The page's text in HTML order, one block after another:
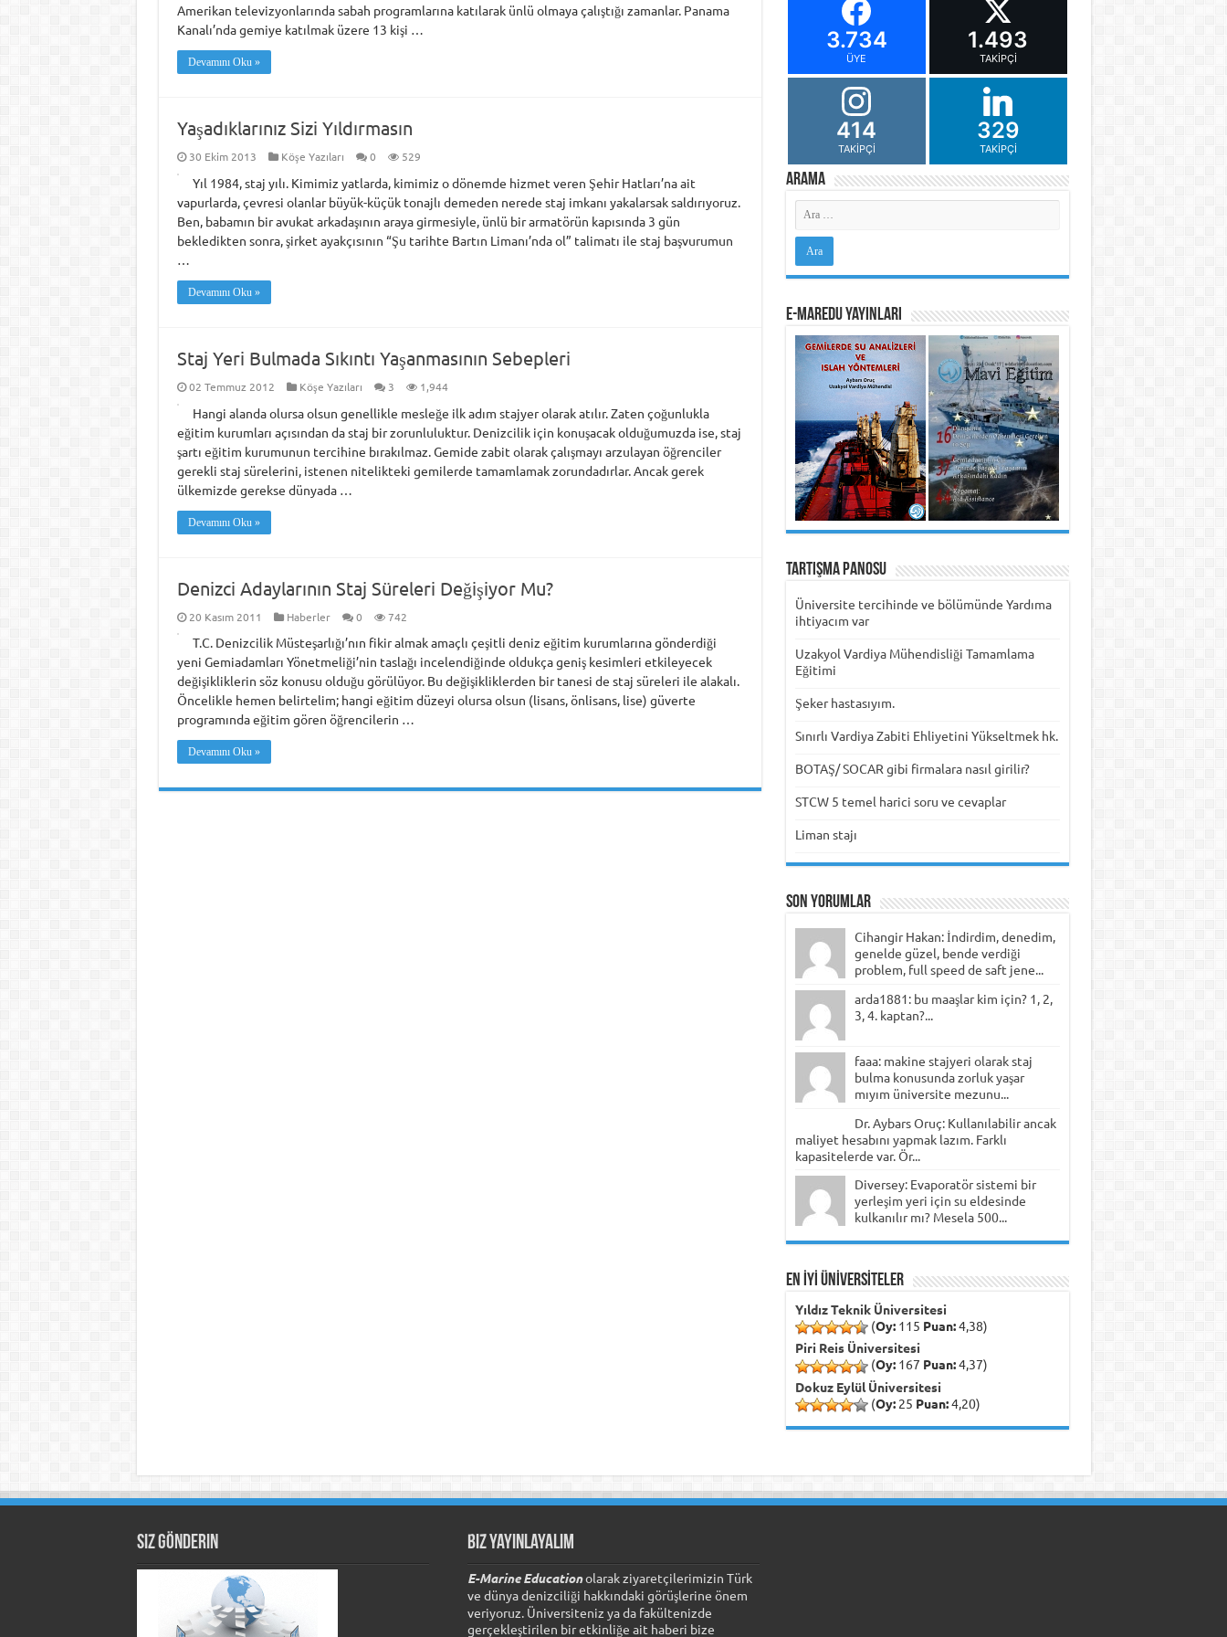
Amerikan televizyonlarında sabah programlarına katılarak ünlü olmaya çalıştığı zamanlar. Panama
Kanalı’nda gemiye katılmak üzere 13 kişi …
Devamını Oku »
Yaşadıklarınız Sizi Yıldırmasın
30 Ekim 2013 Köşe Yazıları 0 529
Yıl 1984, staj yılı. Kimimiz yatlarda, kimimiz o dönemde hizmet veren Şehir Hatları’na ait
vapurlarda, çevresi olanlar büyük-küçük tonajlı demeden nerede staj imkanı yakalarsak saldırıyoruz.
Ben, babamın bir avukat arkadaşının araya girmesiyle, ünlü bir armatörün kapısında 3 gün
bekledikten sonra, şirket ayakçısının “Şu tarihte Bartın Limanı’nda ol” talimatı ile staj başvurumun
…
Devamını Oku »
Staj Yeri Bulmada Sıkıntı Yaşanmasının Sebepleri
02 Temmuz 2012 Köşe Yazıları 3 1,944
Hangi alanda olursa olsun genellikle mesleğe ilk adım stajyer olarak atılır. Zaten çoğunlukla
eğitim kurumları açısından da staj bir zorunluluktur. Denizcilik için konuşacak olduğumuzda ise, staj
şartı eğitim kurumunun tercihine bırakılmaz. Gemide zabit olarak çalışmayı arzulayan öğrenciler
gerekli staj sürelerini, istenen nitelikteki gemilerde tamamlamak zorundadırlar. Ancak gerek
ülkemizde gerekse dünyada …
Devamını Oku »
Denizci Adaylarının Staj Süreleri Değişiyor Mu?
20 Kasım 2011 Haberler 0 742
T.C. Denizcilik Müsteşarlığı’nın fikir almak amaçlı çeşitli deniz eğitim kurumlarına gönderdiği
yeni Gemiadamları Yönetmeliği’nin taslağı incelendiğinde oldukça geniş kesimleri etkileyecek
değişikliklerin söz konusu olduğu görülüyor. Bu değişikliklerden bir tanesi de staj süreleri ile alakalı.
Öncelikle hemen belirtelim; hangi eğitim düzeyi olursa olsun (lisans, önlisans, lise) güverte
programında eğitim gören öğrencilerin …
Devamını Oku »
3.734
ÜYE
1.493
TAKIPÇI
414
TAKIPÇI
329
TAKIPÇI
Arama
e-MarEdu Yayınları
Tartışma Panosu
Üniversite tercihinde ve bölümünde Yardıma
ihtiyacım var
Uzakyol Vardiya Mühendisliği Tamamlama
Eğitimi
Şeker hastasıyım.
Sınırlı Vardiya Zabiti Ehliyetini Yükseltmek hk.
BOTAŞ/ SOCAR gibi firmalara nasıl girilir?
STCW 5 temel harici soru ve cevaplar
Liman stajı
Son Yorumlar
Cihangir Hakan: İndirdim, denedim,
genelde güzel, bende verdiği
problem, full speed de saft jene...
arda1881: bu maaşlar kim için? 1, 2,
3, 4. kaptan?...
faaa: makine stajyeri olarak staj
bulma konusunda zorluk yaşar
mıyım üniversite mezunu...
Dr. Aybars Oruç: Kullanılabilir ancak
maliyet hesabını yapmak lazım. Farklı
kapasitelerde var. Ör...
Diversey: Evaporatör sistemi bir
yerleşim yeri için su eldesinde
kulkanılır mı? Mesela 500...
EN İYİ ÜNİVERSİTELER
Yıldız Teknik Üniversitesi
(Oy:115 Puan:4,38)
Piri Reis Üniversitesi
(Oy:167 Puan:4,37)
Dokuz Eylül Üniversitesi
(Oy:25 Puan:4,20)
Siz Gönderin Biz Yayınlayalım
E-Marine Educationolarak ziyaretçilerimizin Türk
ve dünya denizciliği hakkındaki görüşlerine önem
veriyoruz. Üniversiteniz ya da fakültenizde
gerçekleştirilen bir etkinliğe ait haberi bize